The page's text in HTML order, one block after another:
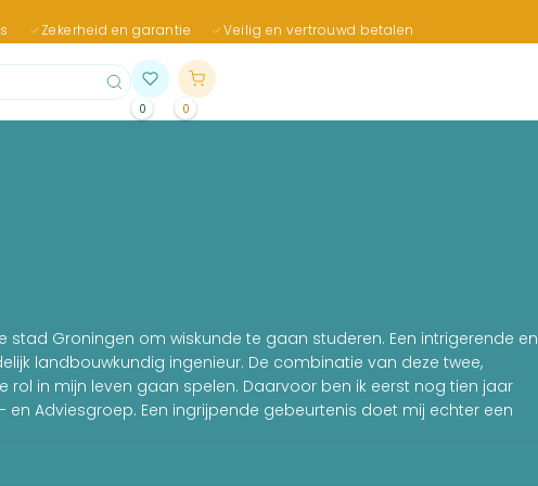
Zekerheid en garantie Veilig en vertrouwd betalen
0 0
stad Groningen om wiskunde te gaan studeren. Een intrigerende en
landbouwkundig ingenieur. De combinatie van deze twee,
rol in mijn leven gaan spelen. Daarvoor ben ik eerst nog tien jaar
Adviesgroep. Een ingrijpende gebeurtenis doet mij echter een
schrijven en maak een aantal documentaires over